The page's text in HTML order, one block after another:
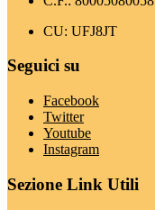
CU: UFJ8JT
Seguici su
Facebook
Twitter
Youtube
Instagram
Sezione Link Utili